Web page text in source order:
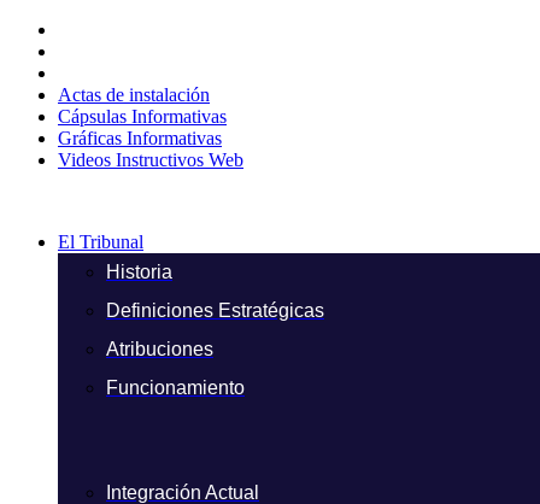
contenido
Actas de instalación
Cápsulas Informativas
Gráficas Informativas
Videos Instructivos Web
El Tribunal
Historia
Definiciones Estratégicas
Atribuciones
Funcionamiento
Integración Actual